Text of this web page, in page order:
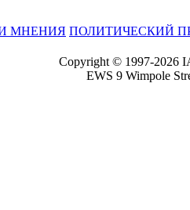
МНЕНИЯ ПОЛИТИЧЕСКИЙ
Copyright © 1997-2026
EWS 9 Wimpole